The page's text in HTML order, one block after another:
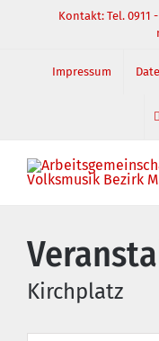
springen
Kontakt: Tel. 0911
Impressum
Kirchplatz